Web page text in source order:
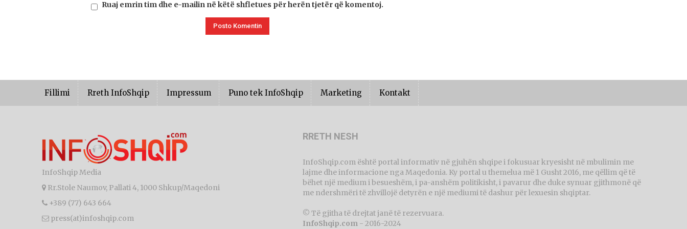
Ruaj emrin tim dhe e-mailin në këtë shfletues për herën tjetër që komentoj.
Fillimi Rreth InfoShqip Impressum Puno tek InfoShqip Marketing Kontakt
InfoShqip Media
Rr.Stole Naumov, Pallati 4, 1000 Shkup/Maqedoni
+389 (77) 643 664
press(at)infoshqip.com
RRETH NESH
InfoShqip.com është portal informativ në gjuhën shqipe i fokusuar kryesisht në mbulimin me
lajme dhe informacione nga Maqedonia. Ky portal u themelua më 1 Gusht 2016, me qëllim që të
bëhet një medium i besueshëm, i pa-anshëm politikisht, i pavarur dhe duke synuar gjithmonë që
me ndershmëri të zhvillojë detyrën e një mediumi të dashur për lexuesin shqiptar.
© Të gjitha të drejtat janë të rezervuara.
InfoShqip.com - 2016-2024